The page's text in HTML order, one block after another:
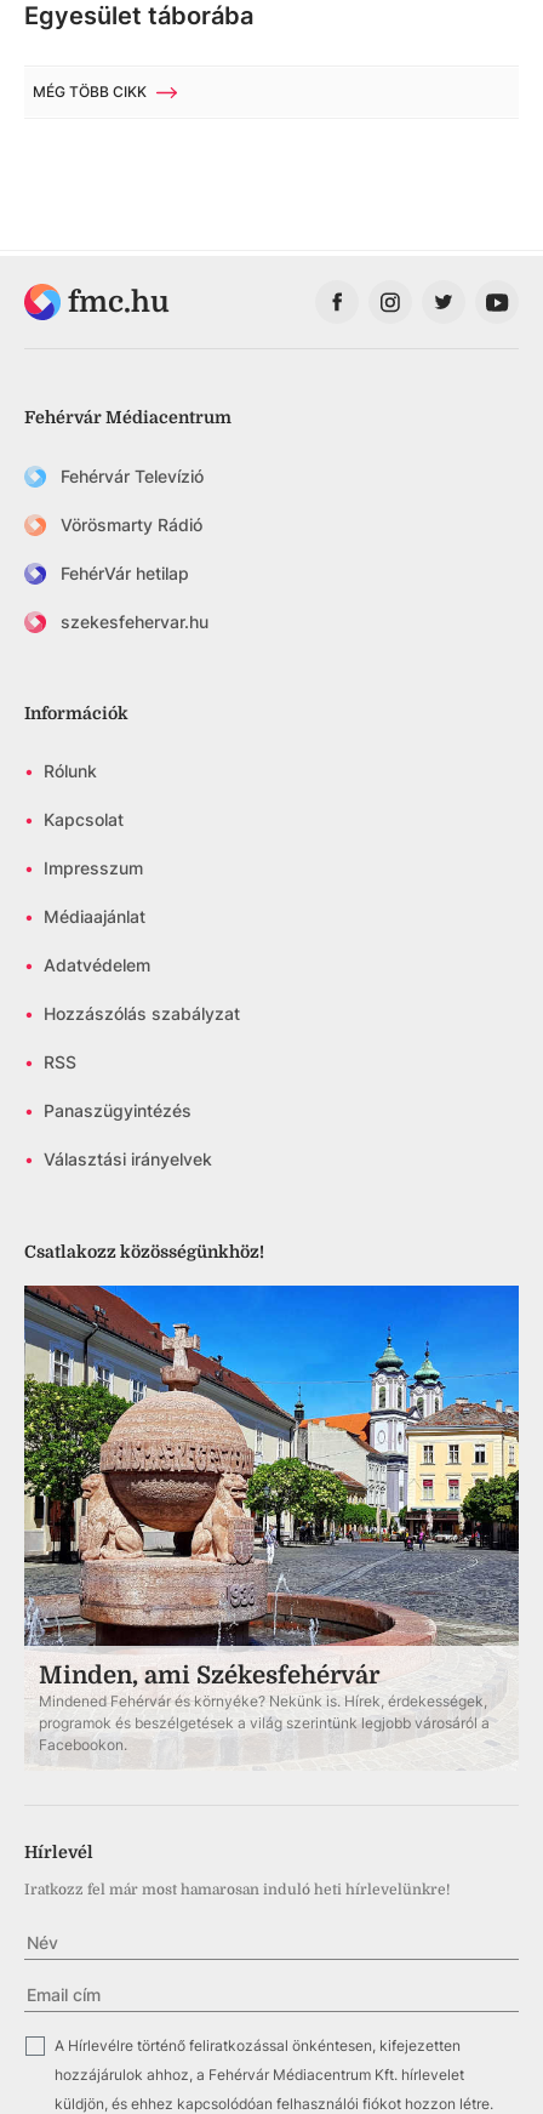
Egyesület táborába
MÉG TÖBB CIKK
fmc.hu
Fehérvár Médiacentrum
Fehérvár Televízió
Vörösmarty Rádió
FehérVár hetilap
szekesfehervar.hu
Információk
• Rólunk
• Kapcsolat
• Impresszum
• Médiaajánlat
• Adatvédelem
• Hozzászólás szabályzat
• RSS
• Panaszügyintézés
• Választási irányelvek
Csatlakozz közösségünkhöz!
Minden, ami Székesfehérvár
Mindened Fehérvár és környéke? Nekünk is. Hírek, érdekességek,
programok és beszélgetések a világ szerintünk legjobb városáról a
Facebookon.
Hírlevél
Iratkozz fel már most hamarosan induló heti hírlevelünkre!
A Hírlevélre történő feliratkozással önkéntesen, kifejezetten
hozzájárulok ahhoz, a Fehérvár Médiacentrum Kft. hírlevelet
küldjön, és ehhez kapcsolódóan felhasználói fiókot hozzon létre.